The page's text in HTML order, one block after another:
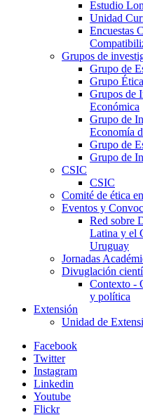
Estudio
Unidad
Encuestas
Grupos de
Grupo de
Grupo
Grupos de
Económica
Grupo de
Economía
Grupo de
Grupo de
CSIC
CSIC
Comité de ética
Eventos y
Red sobre
Latina y el
Uruguay
Jornadas
Divuglación
Contexto -
y política
Extensión
Unidad de
Facebook
Twitter
Instagram
Linkedin
Youtube
Flickr